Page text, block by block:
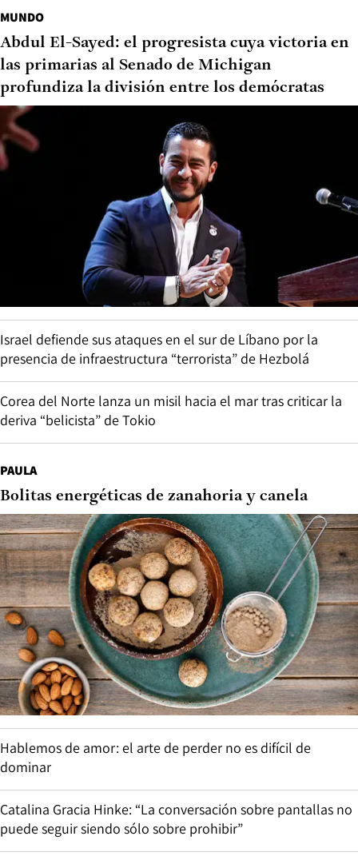
MUNDO
Abdul El-Sayed: el progresista cuya victoria en
las primarias al Senado de Michigan
profundiza la división entre los demócratas
Israel defiende sus ataques en el sur de Líbano por la
presencia de infraestructura “terrorista” de Hezbolá
Corea del Norte lanza un misil hacia el mar tras criticar la
deriva “belicista” de Tokio
PAULA
Bolitas energéticas de zanahoria y canela
Hablemos de amor: el arte de perder no es difícil de
dominar
Catalina Gracia Hinke: “La conversación sobre pantallas no
puede seguir siendo sólo sobre prohibir”